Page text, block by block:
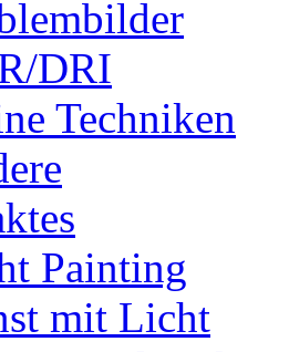
DRI
Techniken
Painting
mit Licht